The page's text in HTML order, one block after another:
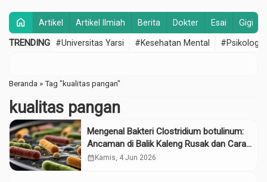
home Artikel Artikel Ilmiah Berita Dokter Esai Gigi
TRENDING #Universitas Yarsi #Kesehatan Mental #Psikologi
Beranda »Tag "kualitas pangan"
kualitas pangan
Mengenal Bakteri Clostridium botulinum:
Ancaman di Balik Kaleng Rusak dan Cara
Ampuh Menginaktivasinya
calendar_month Kamis, 4 Jun 2026